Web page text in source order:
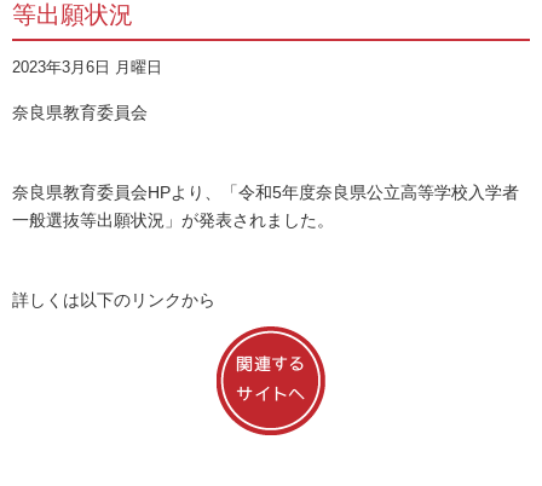
等出願状況
2023年3月6日 月曜日
奈良県教育委員会
奈良県教育委員会HPより、「令和5年度奈良県公立高等学校入学者
一般選抜等出願状況」が発表されました。
詳しくは以下のリンクから